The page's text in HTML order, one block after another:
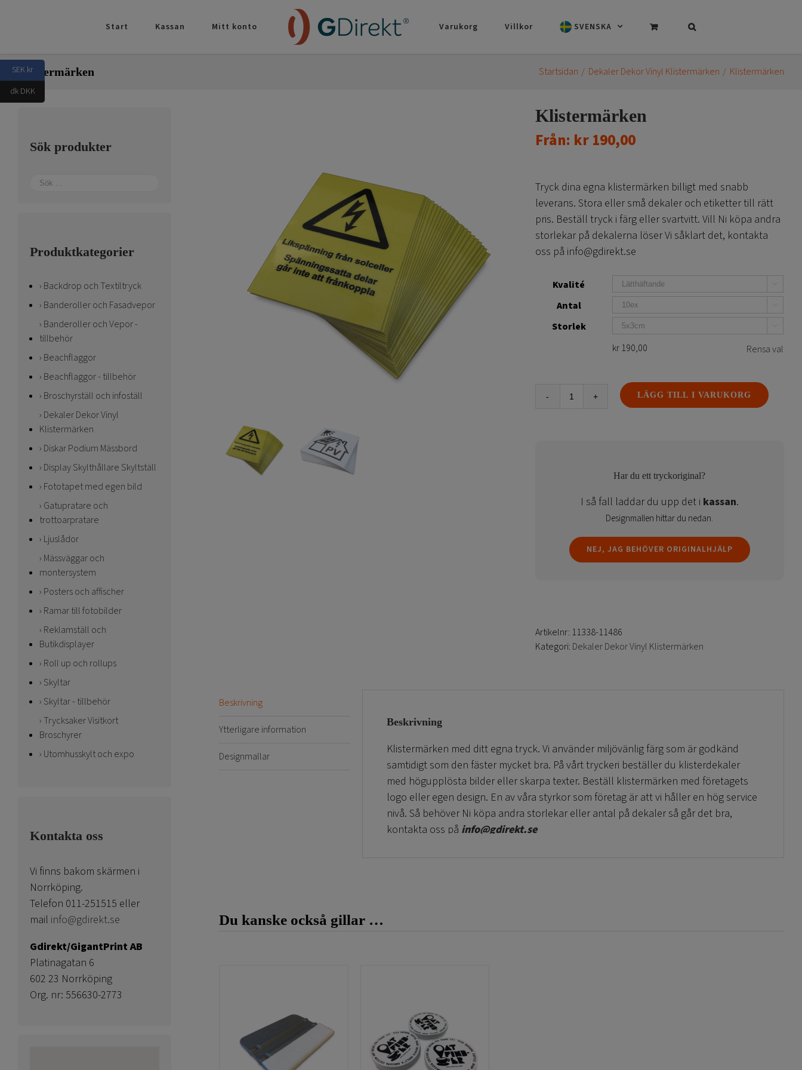
Start Kassan Mitt konto Varukorg Villkor SVENSKA
Klistermärken Startsidan Dekaler Dekor Vinyl Klistermärken Klistermärken
Klistermärken
Från: kr190,00
Tryck dina egna klistermärken billigt med snabb
leverans. Stora eller små dekaler och etiketter till rätt
pris. Beställ tryck i färg eller svartvitt. Vill Ni köpa andra
storlekar på dekalerna löser Vi såklart det, kontakta
oss på info@gdirekt.se
Kvalité
Antal
Storlek
kr190,00 Rensa val
Klistermärken
LÄGG TILL I VARUKORG
Har du ett tryckoriginal?
I så fall laddar du upp det i kassan.
Designmallen hittar du nedan.
NEJ, JAG BEHÖVER ORIGINALHJÄLP
Artikelnr: 11338-11486
Kategori: Dekaler Dekor Vinyl Klistermärken
Beskrivning
Ytterligare information
Designmallar
Beskrivning
Klistermärken med ditt egna tryck. Vi använder miljövänlig färg som är godkänd
samtidigt som den fäster mycket bra. På vårt tryckeri beställer du klisterdekaler
med högupplösta bilder eller skarpa texter. Beställ klistermärken med företagets
logo eller egen design. En av våra styrkor som företag är att vi håller en hög service
nivå. Så behöver Ni köpa andra storlekar eller antal på dekaler så går det bra,
kontakta oss på info@gdirekt.se
Är en klistervinyl som används när klisterdekalen skall bytas ut efter en viss tid.
Exempelvis om det är ett erbjudande eller en butikskampanj.
Lätthäftande klistermärken:
Du kanske också gillar …
Sök produkter
Produktkategorier
Backdrop och Textiltryck
Banderoller och Fasadvepor
Banderoller och Vepor -
tillbehör
Beachflaggor
Beachflaggor - tillbehör
Broschyrställ och infoställ
Dekaler Dekor Vinyl
Klistermärken
Diskar Podium Mässbord
Display Skylthållare Skyltställ
Fototapet med egen bild
Gatupratare och
trottoarpratare
Ljuslådor
Mässväggar och
montersystem
Posters och affischer
Ramar till fotobilder
Reklamställ och
Butikdisplayer
Roll up och rollups
Skyltar
Skyltar - tillbehör
Trycksaker Visitkort
Broschyrer
Utomhusskylt och expo
Kontakta oss
Vi finns bakom skärmen i
Norrköping.
Telefon 011-251515 eller
mail info@gdirekt.se
Gdirekt/GigantPrint AB
Platinagatan 6
602 23 Norrköping
Org. nr: 556630-2773
SEK kr
dk DKK